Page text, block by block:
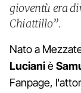
gioventù era
Chiattillo”.
Nato a
Lucianiè
Fanpage,